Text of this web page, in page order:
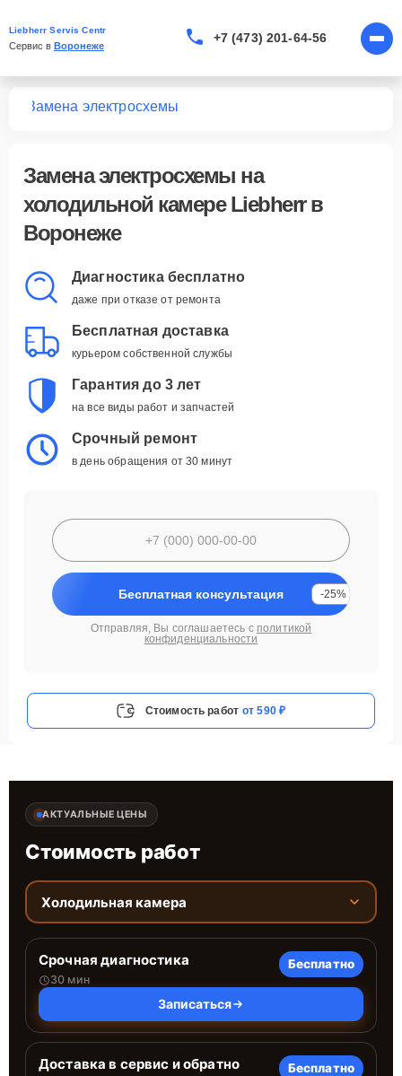
Liebherr Servis Centr
Сервис в Воронеже
+7 (473) 201-64-56
Замена электросхемы
Замена электросхемы на
холодильной камере Liebherr в
Воронеже
Диагностика бесплатно
даже при отказе от ремонта
Бесплатная доставка
курьером собственной службы
Гарантия до 3 лет
на все виды работ и запчастей
Срочный ремонт
в день обращения от 30 минут
Бесплатная консультация -25%
Отправляя, Вы соглашаетесь с политикой
конфиденциальности
Стоимость работ от 590 ₽
АКТУАЛЬНЫЕ ЦЕНЫ
Стоимость работ
Холодильная камера
Срочная диагностика
30 мин
Бесплатно
Записаться
Доставка в сервис и обратно Бесплатно